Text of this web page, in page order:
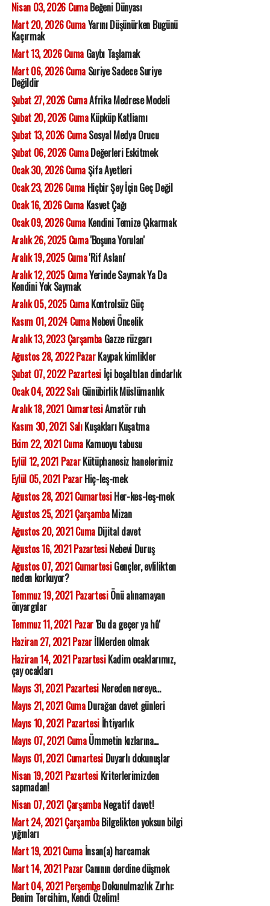
Nisan 03, 2026 CumaBeğeni Dünyası
Mart 20, 2026 CumaYarını Düşünürken Bugünü
Kaçırmak
Mart 13, 2026 CumaGaybı Taşlamak
Mart 06, 2026 CumaSuriye Sadece Suriye
Değildir
Şubat 27, 2026 CumaAfrika Medrese Modeli
Şubat 20, 2026 CumaKüpküp Katliamı
Şubat 13, 2026 CumaSosyal Medya Orucu
Şubat 06, 2026 CumaDeğerleri Eskitmek
Ocak 30, 2026 CumaŞifa Ayetleri
Ocak 23, 2026 CumaHiçbir Şey İçin Geç Değil
Ocak 16, 2026 CumaKasvet Çağı
Ocak 09, 2026 CumaKendini Temize Çıkarmak
Aralık 26, 2025 Cuma'Boşuna Yorulan'
Aralık 19, 2025 Cuma'Rif Aslanı'
Aralık 12, 2025 CumaYerinde Saymak Ya Da
Kendini Yok Saymak
Aralık 05, 2025 CumaKontrolsüz Güç
Kasım 01, 2024 CumaNebevi Öncelik
Aralık 13, 2023 ÇarşambaGazze rüzgarı
Ağustos 28, 2022 PazarKaypak kimlikler
Şubat 07, 2022 Pazartesiİçi boşaltılan dindarlık
Ocak 04, 2022 SalıGünübirlik Müslümanlık
Aralık 18, 2021 CumartesiAmatör ruh
Kasım 30, 2021 SalıKuşakları Kuşatma
Ekim 22, 2021 CumaKamuoyu tabusu
Eylül 12, 2021 PazarKütüphanesiz hanelerimiz
Eylül 05, 2021 PazarHiç-leş-mek
Ağustos 28, 2021 CumartesiHer-kes-leş-mek
Ağustos 25, 2021 ÇarşambaMizan
Ağustos 20, 2021 CumaDijital davet
Ağustos 16, 2021 PazartesiNebevi Duruş
Ağustos 07, 2021 CumartesiGençler, evlilikten
neden korkuyor?
Temmuz 19, 2021 PazartesiÖnü alınamayan
önyargılar
Temmuz 11, 2021 Pazar'Bu da geçer ya hû'
Haziran 27, 2021 Pazarİlklerden olmak
Haziran 14, 2021 PazartesiKadim ocaklarımız,
çay ocakları
Mayıs 31, 2021 PazartesiNereden nereye...
Mayıs 21, 2021 CumaDurağan davet günleri
Mayıs 10, 2021 Pazartesiİhtiyarlık
Mayıs 07, 2021 CumaÜmmetin kızlarına...
Mayıs 01, 2021 CumartesiDuyarlı dokunuşlar
Nisan 19, 2021 PazartesiKriterlerimizden
sapmadan!
Nisan 07, 2021 ÇarşambaNegatif davet!
Mart 24, 2021 ÇarşambaBilgelikten yoksun bilgi
yığınları
Mart 19, 2021 Cumaİnsan(a) harcamak
Mart 14, 2021 PazarCanının derdine düşmek
Mart 04, 2021 PerşembeDokunulmazlık Zırhı:
Benim Tercihim, Kendi Özelim!